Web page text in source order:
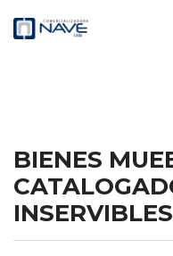
BIENES
INSERVIBLES